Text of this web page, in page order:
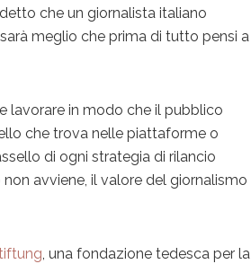
che un giornalista italiano
meglio che prima di tutto pensi a
lavorare in modo che il pubblico
che trova nelle piattaforme o
di ogni strategia di rilancio
avviene, il valore del giornalismo
, una fondazione tedesca per la